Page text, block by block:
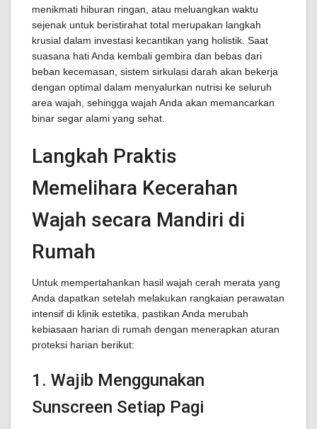
menikmati hiburan ringan, atau meluangkan waktu
sejenak untuk beristirahat total merupakan langkah
krusial dalam investasi kecantikan yang holistik. Saat
suasana hati Anda kembali gembira dan bebas dari
beban kecemasan, sistem sirkulasi darah akan bekerja
dengan optimal dalam menyalurkan nutrisi ke seluruh
area wajah, sehingga wajah Anda akan memancarkan
binar segar alami yang sehat.
Langkah Praktis
Memelihara Kecerahan
Wajah secara Mandiri di
Rumah
Untuk mempertahankan hasil wajah cerah merata yang
Anda dapatkan setelah melakukan rangkaian perawatan
intensif di klinik estetika, pastikan Anda merubah
kebiasaan harian di rumah dengan menerapkan aturan
proteksi harian berikut:
1. Wajib Menggunakan
Sunscreen Setiap Pagi